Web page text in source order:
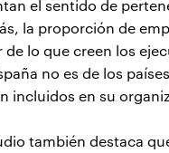
el sentido de
la proporción de
de lo que creen los
no es de los
incluidos en su
también destaca